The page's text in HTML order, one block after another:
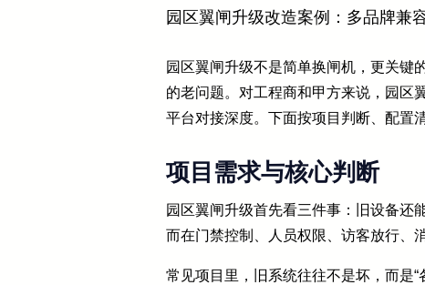
园区翼闸升级改造案例：多品牌兼
园区翼闸升级不是简单换闸机，更关键
的老问题。对工程商和甲方来说，园区
平台对接深度。下面按项目判断、配置
项目需求与核心判断
园区翼闸升级首先看三件事：旧设备还
而在门禁控制、人员权限、访客放行、
常见项目里，旧系统往往不是坏，而是